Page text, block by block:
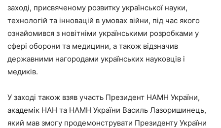
заході, присвяченому розвитку української науки,
технологій та інновацій в умовах війни, під час якого
ознайомився з новітніми українськими розробками у
сфері оборони та медицини, а також відзначив
державними нагородами українських науковців і
медиків.
У заході також взяв участь Президент НАМН України,
академік НАН та НАМН України Василь Лазоришинець,
який мав змогу продемонструвати Президенту України